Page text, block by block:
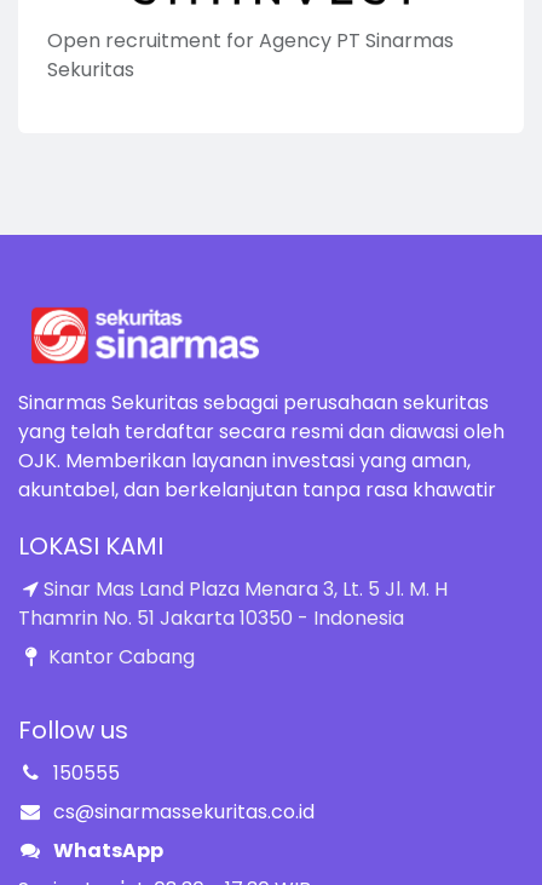
Open recruitment for Agency PT Sinarmas
Sekuritas
Sinarmas Sekuritas sebagai perusahaan sekuritas
yang telah terdaftar secara resmi dan diawasi oleh
OJK. Memberikan layanan investasi yang aman,
akuntabel, dan berkelanjutan tanpa rasa khawatir
LOKASI KAMI
Sinar Mas Land Plaza Menara 3, Lt. 5 Jl. M. H
Thamrin No. 51 Jakarta 10350 - Indonesia
Kantor Cabang
Follow us
150555
cs@sinarmassekuritas.co.id
WhatsApp